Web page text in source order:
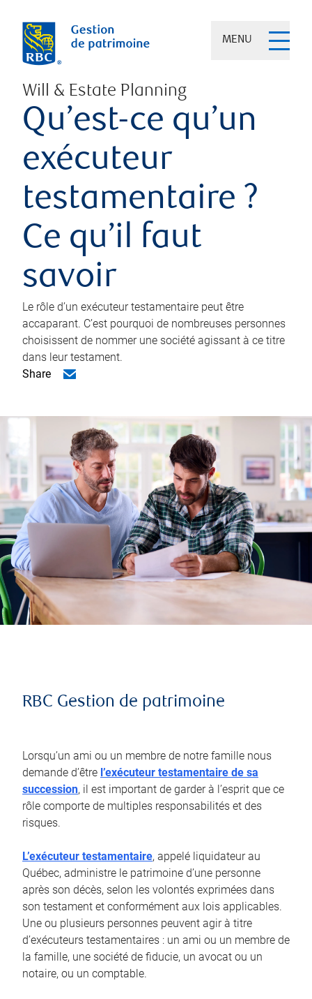
MENU
Will & Estate Planning
Qu’est-ce qu’un
exécuteur
testamentaire ?
Ce qu’il faut
savoir
Le rôle d’un exécuteur testamentaire peut être
accaparant. C’est pourquoi de nombreuses personnes
choisissent de nommer une société agissant à ce titre
dans leur testament.
Share
RBC Gestion de patrimoine
Lorsqu’un ami ou un membre de notre famille nous
demande d’être l’exécuteur testamentaire de sa
succession, il est important de garder à l’esprit que ce
rôle comporte de multiples responsabilités et des
risques.
L’exécuteur testamentaire, appelé liquidateur au
Québec, administre le patrimoine d’une personne
après son décès, selon les volontés exprimées dans
son testament et conformément aux lois applicables.
Une ou plusieurs personnes peuvent agir à titre
d’exécuteurs testamentaires : un ami ou un membre de
la famille, une société de fiducie, un avocat ou un
notaire, ou un comptable.